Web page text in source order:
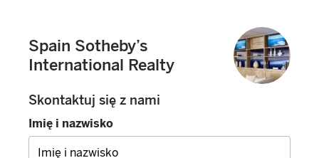
Spain Sotheby’s
International Realty
Skontaktuj się z nami
Imię i nazwisko